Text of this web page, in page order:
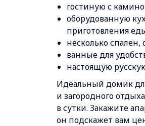
гостиную с
оборудованную
приготовления
несколько
ванные для
настоящую
Идеальный домик
и загородного
в сутки. Закажите
он подскажет вам